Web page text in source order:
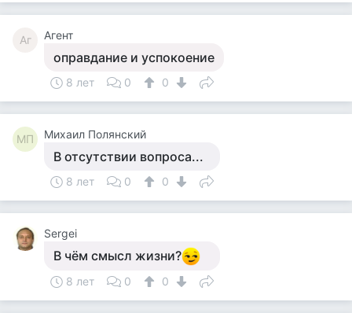
Аг Агент
оправдание и успокоение
8 лет 0 0
МП Михаил Полянский
В отсутствии вопроса...
8 лет 0 0
Sergei
В чём смысл жизни?
8 лет 0 0